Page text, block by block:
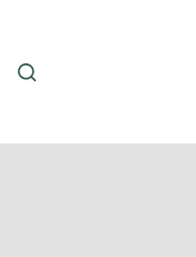
E RICETTE